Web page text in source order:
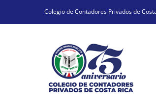
Colegio de Contadores Privados de